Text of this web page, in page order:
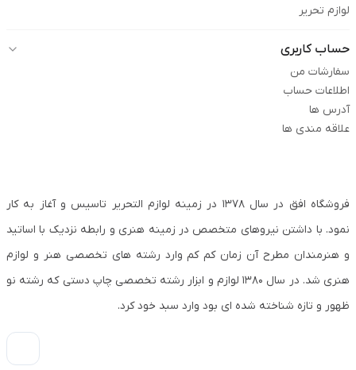
لوازم تحریر
حساب کاربری
سفارشات من
اطلاعات حساب
آدرس ها
علاقه مندی ها
فروشگاه افق در سال ۱۳۷۸ در زمینه لوازم التحریر تاسیس و آغاز به کار
نمود. با داشتن نیروهای متخصص در زمینه هنری و رابطه نزدیک با اساتید
و هنرمندان مطرح آن زمان کم کم وارد رشته های تخصصی هنر و لوازم
هنری شد. در سال ۱۳۸۰ لوازم و ابزار رشته تخصصی چاپ دستی که رشته نو
ظهور و تازه شناخته شده ای بود وارد سبد خود کرد.